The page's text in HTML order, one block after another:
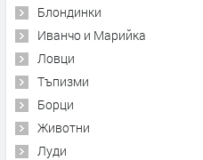
Блондинки
Иванчо и Марийка
Ловци
Тъпизми
Борци
Животни
Луди